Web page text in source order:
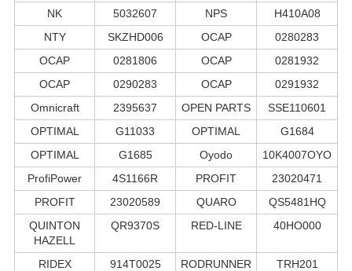
NK
5032607 NPS
H410A08
NTY
SKZHD006 OCAP
0280283
OCAP
0281806 OCAP
0281932
OCAP
0290283 OCAP
0291932
Omnicraft
2395637 OPEN PARTS
SSE110601
OPTIMAL
G11033 OPTIMAL
G1684
OPTIMAL
G1685 Oyodo
10K4007OYO
ProfiPower
4S1166R PROFIT
23020471
PROFIT
23020589 QUARO
QS5481HQ
QUINTON
HAZELL
QR9370S RED-LINE 40HO000
RIDEX 914T0025 RODRUNNER
TRH201